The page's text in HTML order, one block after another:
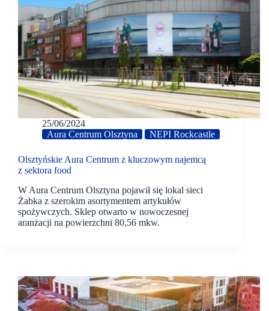
25/06/2024
Aura Centrum Olsztyna
NEPI Rockcastle
Olsztyńskie Aura Centrum z kluczowym najemcą
z sektora food
W Aura Centrum Olsztyna pojawił się lokal sieci
Żabka z szerokim asortymentem artykułów
spożywczych. Sklep otwarto w nowoczesnej
aranżacji na powierzchni 80,56 mkw.